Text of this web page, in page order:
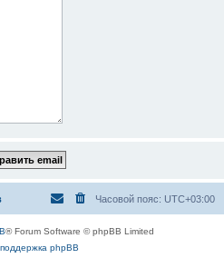
Часовой пояс: UTC+03:00
® Forum Software © phpBB Limited
phpBB